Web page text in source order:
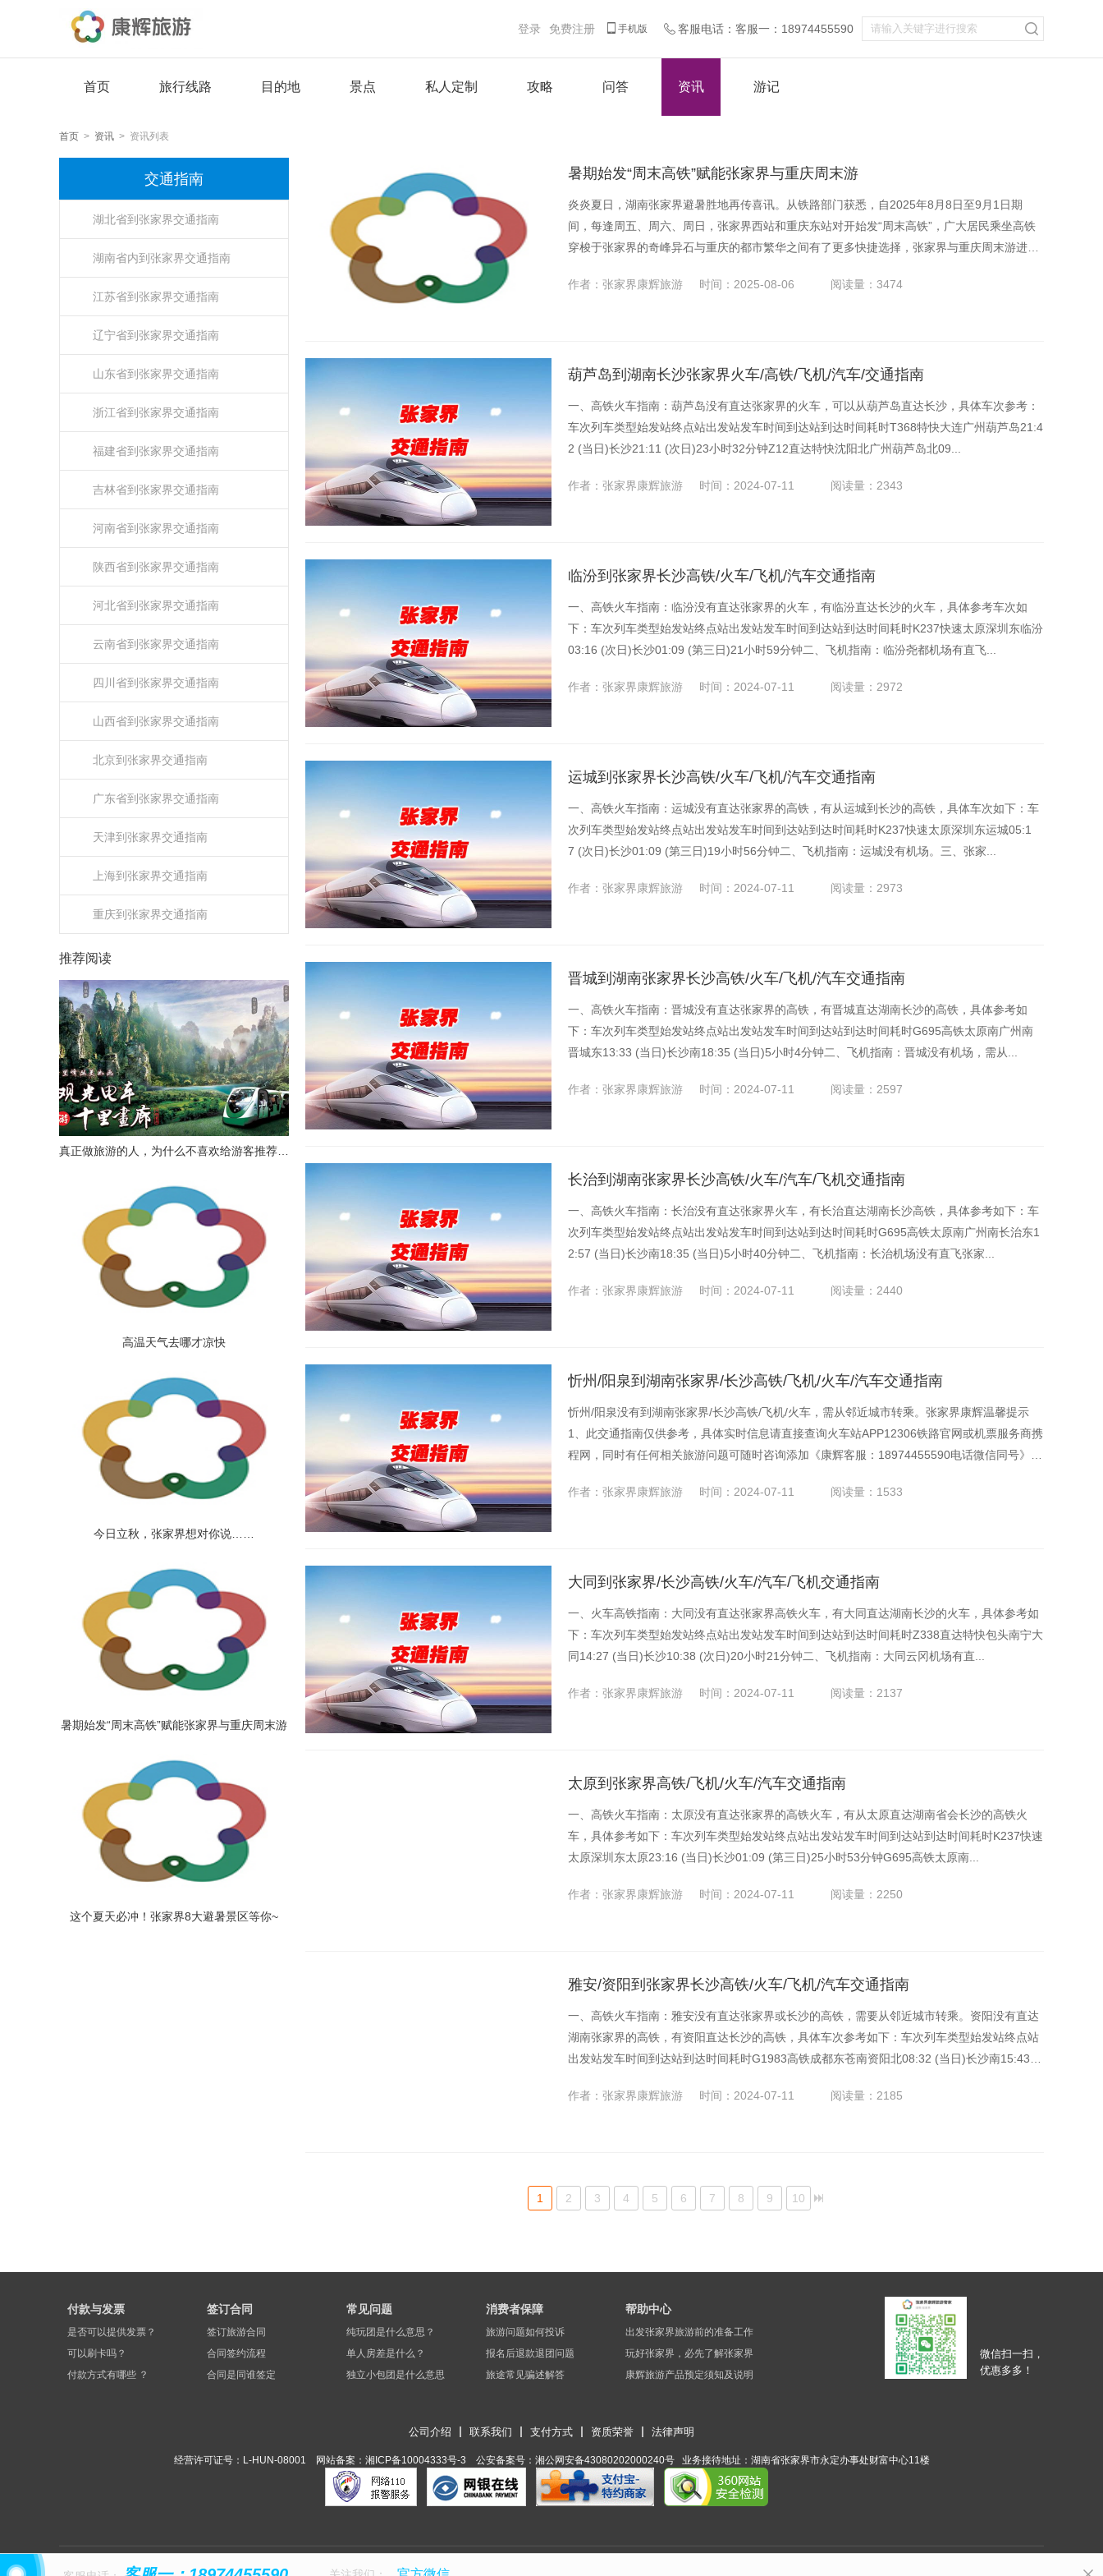
登录 免费注册 手机版 客服电话：客服一：18974455590
首页 旅行线路 目的地 景点 私人定制 攻略 问答 资讯 游记
首页 > 资讯 > 资讯列表
交通指南
湖北省到张家界交通指南
湖南省内到张家界交通指南
江苏省到张家界交通指南
辽宁省到张家界交通指南
山东省到张家界交通指南
浙江省到张家界交通指南
福建省到张家界交通指南
吉林省到张家界交通指南
河南省到张家界交通指南
陕西省到张家界交通指南
河北省到张家界交通指南
云南省到张家界交通指南
四川省到张家界交通指南
山西省到张家界交通指南
北京到张家界交通指南
广东省到张家界交通指南
天津到张家界交通指南
上海到张家界交通指南
重庆到张家界交通指南
推荐阅读
高温天气去哪才凉快
今日立秋，张家界想对你说……
暑期始发“周末高铁”赋能张家界与重庆周末游
这个夏天必冲！张家界8大避暑景区等你~
暑期始发“周末高铁”赋能张家界与重庆周末游
炎炎夏日，湖南张家界避暑胜地再传喜讯。从铁路部门获悉，自2025年8月8日至9月1日期
间，每逢周五、周六、周日，张家界西站和重庆东站对开始发“周末高铁”，广大居民乘坐高铁
穿梭于张家界的奇峰异石与重庆的都市繁华之间有了更多快捷选择，张家界与重庆周末游进入
作者：张家界康辉旅游
时间：2025-08-06 阅读量：3474
葫芦岛到湖南长沙张家界火车/高铁/飞机/汽车/交通指南
一、高铁火车指南：葫芦岛没有直达张家界的火车，可以从葫芦岛直达长沙，具体车次参考：
车次列车类型始发站终点站出发站发车时间到达站到达时间耗时T368特快大连广州葫芦岛21:4
2 (当日)长沙21:11 (次日)23小时32分钟Z12直达特快沈阳北广州葫芦岛北09...
作者：张家界康辉旅游 时间：2024-07-11 阅读量：2343
临汾到张家界长沙高铁/火车/飞机/汽车交通指南
一、高铁火车指南：临汾没有直达张家界的火车，有临汾直达长沙的火车，具体参考车次如
下：车次列车类型始发站终点站出发站发车时间到达站到达时间耗时K237快速太原深圳东临汾
03:16 (次日)长沙01:09 (第三日)21小时59分钟二、飞机指南：临汾尧都机场有直飞...
作者：张家界康辉旅游 时间：2024-07-11 阅读量：2972
运城到张家界长沙高铁/火车/飞机/汽车交通指南
一、高铁火车指南：运城没有直达张家界的高铁，有从运城到长沙的高铁，具体车次如下：车
次列车类型始发站终点站出发站发车时间到达站到达时间耗时K237快速太原深圳东运城05:1
7 (次日)长沙01:09 (第三日)19小时56分钟二、飞机指南：运城没有机场。三、张家...
作者：张家界康辉旅游 时间：2024-07-11 阅读量：2973
晋城到湖南张家界长沙高铁/火车/飞机/汽车交通指南
一、高铁火车指南：晋城没有直达张家界的高铁，有晋城直达湖南长沙的高铁，具体参考如
下：车次列车类型始发站终点站出发站发车时间到达站到达时间耗时G695高铁太原南广州南
晋城东13:33 (当日)长沙南18:35 (当日)5小时4分钟二、飞机指南：晋城没有机场，需从...
作者：张家界康辉旅游 时间：2024-07-11 阅读量：2597
长治到湖南张家界长沙高铁/火车/汽车/飞机交通指南
一、高铁火车指南：长治没有直达张家界火车，有长治直达湖南长沙高铁，具体参考如下：车
次列车类型始发站终点站出发站发车时间到达站到达时间耗时G695高铁太原南广州南长治东1
2:57 (当日)长沙南18:35 (当日)5小时40分钟二、飞机指南：长治机场没有直飞张家...
作者：张家界康辉旅游 时间：2024-07-11 阅读量：2440
忻州/阳泉到湖南张家界/长沙高铁/飞机/火车/汽车交通指南
忻州/阳泉没有到湖南张家界/长沙高铁/飞机/火车，需从邻近城市转乘。张家界康辉温馨提示
1、此交通指南仅供参考，具体实时信息请直接查询火车站APP12306铁路官网或机票服务商携
程网，同时有任何相关旅游问题可随时咨询添加《康辉客服：18974455590电话微信同号》。
作者：张家界康辉旅游
时间：2024-07-11 阅读量：1533
大同到张家界/长沙高铁/火车/汽车/飞机交通指南
一、火车高铁指南：大同没有直达张家界高铁火车，有大同直达湖南长沙的火车，具体参考如
下：车次列车类型始发站终点站出发站发车时间到达站到达时间耗时Z338直达特快包头南宁大
同14:27 (当日)长沙10:38 (次日)20小时21分钟二、飞机指南：大同云冈机场有直...
作者：张家界康辉旅游 时间：2024-07-11 阅读量：2137
太原到张家界高铁/飞机/火车/汽车交通指南
一、高铁火车指南：太原没有直达张家界的高铁火车，有从太原直达湖南省会长沙的高铁火
车，具体参考如下：车次列车类型始发站终点站出发站发车时间到达站到达时间耗时K237快速
太原深圳东太原23:16 (当日)长沙01:09 (第三日)25小时53分钟G695高铁太原南...
作者：张家界康辉旅游 时间：2024-07-11 阅读量：2250
雅安/资阳到张家界长沙高铁/火车/飞机/汽车交通指南
一、高铁火车指南：雅安没有直达张家界或长沙的高铁，需要从邻近城市转乘。资阳没有直达
湖南张家界的高铁，有资阳直达长沙的高铁，具体车次参考如下：车次列车类型始发站终点站
出发站发车时间到达站到达时间耗时G1983高铁成都东苍南资阳北08:32 (当日)长沙南15:43&n
作者：张家界康辉旅游
时间：2024-07-11 阅读量：2185
1 2 3 4 5 6 7 8 9 10
付款与发票
是否可以提供发票？
可以刷卡吗？
付款方式有哪些 ？
签订合同
签订旅游合同
合同签约流程
合同是同谁签定
常见问题
纯玩团是什么意思？
单人房差是什么？
独立小包团是什么意思
消费者保障
旅游问题如何投诉
报名后退款退团问题
旅途常见骗述解答
帮助中心
出发张家界旅游前的准备工作
玩好张家界，必先了解张家界
康辉旅游产品预定须知及说明
微信扫一扫，
优惠多多！
公司介绍 联系我们 支付方式 资质荣誉 法律声明
经营许可证号：L-HUN-08001 网站备案：湘ICP备10004333号-3 公安备案号：湘公网安备43080202000240号 ​ 业务接待地址：湖南省张家界市永定办事处财富中心11楼
友情链接： 康辉旅游 泰国签证代办